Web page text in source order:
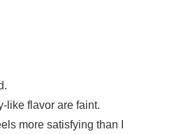
like flavor are faint.
more satisfying than I